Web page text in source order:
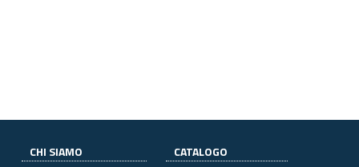
CHI SIAMO
CATALOGO